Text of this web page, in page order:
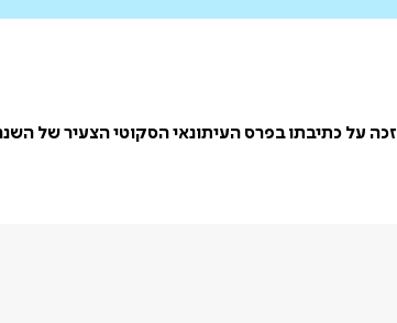
סטיבן מקגינטי הוא עיתונאי בריטי. כתב בעבר ב"סנדיי טיימס" הלונדוני וכיום בעל טור ב"סקוטסמן". ב-1995 זכה על